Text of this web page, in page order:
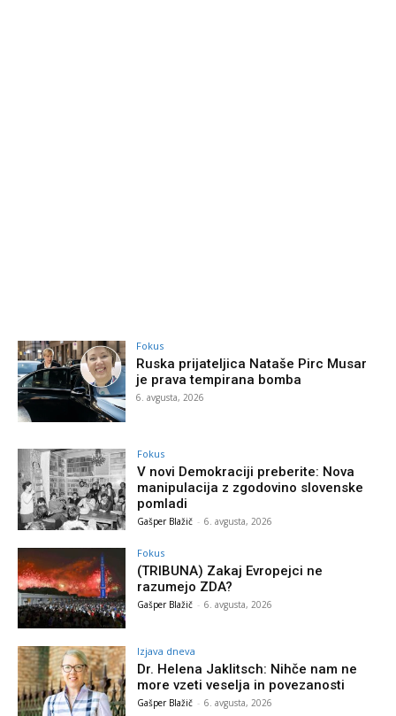
Fokus
Ruska prijateljica Nataše Pirc Musar
je prava tempirana bomba
6. avgusta, 2026
Fokus
V novi Demokraciji preberite: Nova
manipulacija z zgodovino slovenske
pomladi
Gašper Blažič - 6. avgusta, 2026
Fokus
(TRIBUNA) Zakaj Evropejci ne
razumejo ZDA?
Gašper Blažič - 6. avgusta, 2026
Izjava dneva
Dr. Helena Jaklitsch: Nihče nam ne
more vzeti veselja in povezanosti
Gašper Blažič - 6. avgusta, 2026